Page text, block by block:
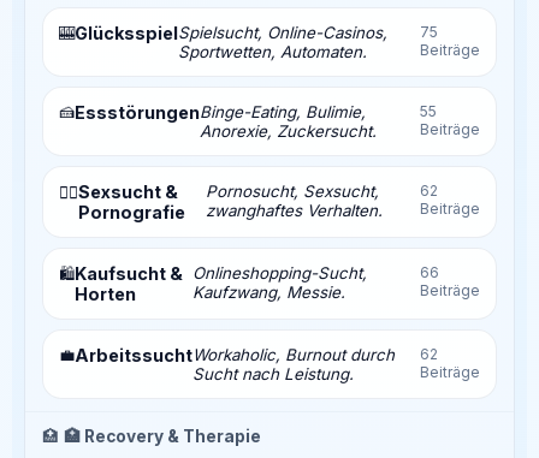
🎰GlücksspielSpielsucht, Online-Casinos,
Sportwetten, Automaten.
75
Beiträge
🍰EssstörungenBinge-Eating, Bulimie,
Anorexie, Zuckersucht.
55
Beiträge
❤️‍🔥Sexsucht &
Pornografie
Pornosucht, Sexsucht,
zwanghaftes Verhalten.
62
Beiträge
🛍️Kaufsucht &
Horten
Onlineshopping-Sucht,
Kaufzwang, Messie.
66
Beiträge
💼ArbeitssuchtWorkaholic, Burnout durch
Sucht nach Leistung.
62
Beiträge
🏥 🏥 Recovery & Therapie